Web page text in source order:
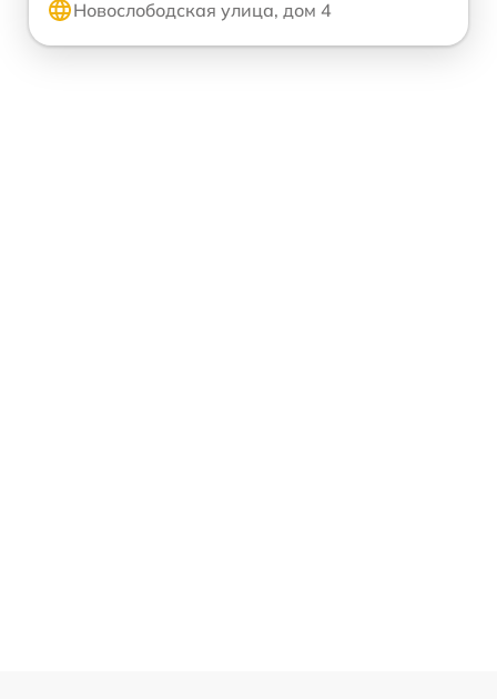
Новослободская улица, дом 4